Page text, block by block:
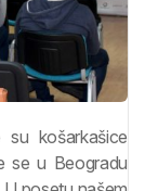
košarkašice
se u Beogradu